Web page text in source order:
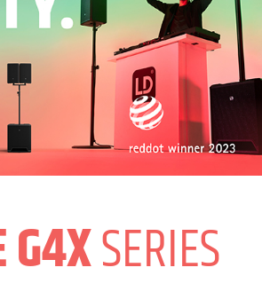
G4XSERIES